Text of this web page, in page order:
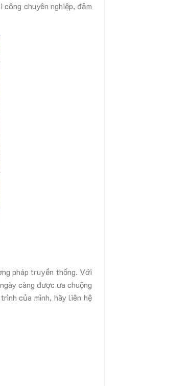
chuyên nghiệp, đảm
pháp truyền thống. Với
càng được ưa chuộng
của mình, hãy liên hệ